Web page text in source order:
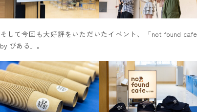
そして今回も大好評をいただいたイベント、「not found cafe
by ぴある」。